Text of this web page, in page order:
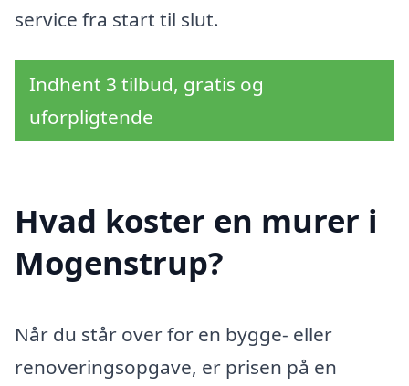
service fra start til slut.
Indhent 3 tilbud, gratis og
uforpligtende
Hvad koster en murer i
Mogenstrup?
Når du står over for en bygge- eller
renoveringsopgave, er prisen på en